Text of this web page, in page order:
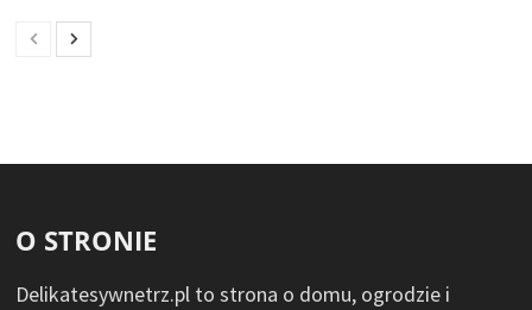
O STRONIE
Delikatesywnetrz.pl to strona o domu, ogrodzie i